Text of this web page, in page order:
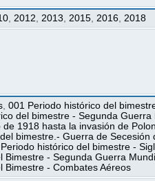
2012 2013 2015 2016 2018
,001 Periodo histórico del
del bimestre - Segunda
1918 hasta la invasión de
bimestre.- Guerra de Secesión
histórico del bimestre -
Bimestre - Segunda Guerra
Bimestre - Combates Aéreos